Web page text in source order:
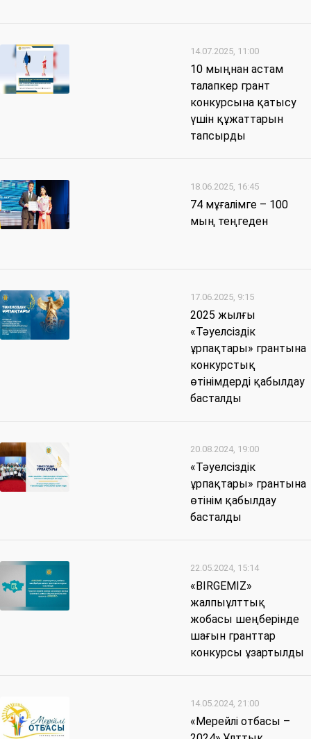
14.07.2025, 11:00
10 мыңнан астам
талапкер грант
конкурсына қатысу
үшін құжаттарын
тапсырды
18.06.2025, 16:45
74 мұғалімге – 100
мың теңгеден
17.06.2025, 9:15
2025 жылғы
«Тәуелсіздік
ұрпақтары» грантына
конкурстық
өтінімдерді қабылдау
басталды
20.08.2024, 19:00
«Тәуелсіздік
ұрпақтары» грантына
өтінім қабылдау
басталды
22.05.2024, 15:14
«BIRGEMIZ»
жалпыұлттық
жобасы шеңберінде
шағын гранттар
конкурсы ұзартылды
14.05.2024, 21:00
«Мерейлі отбасы –